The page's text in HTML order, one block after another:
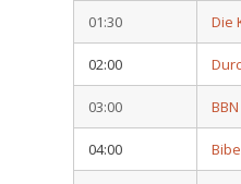
01:30 Die
02:00
03:00
04:00